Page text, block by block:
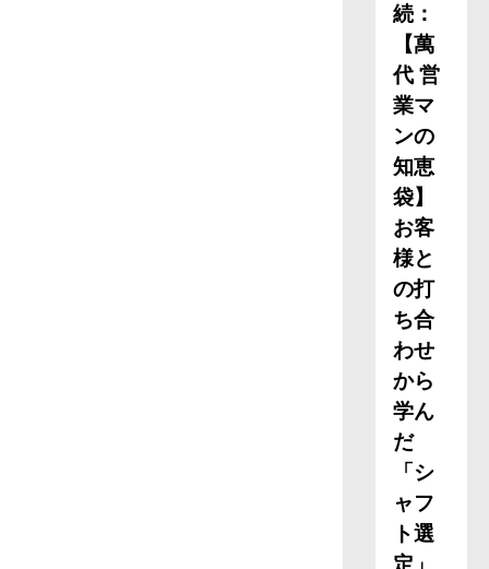
続：
【萬
代 営
業マ
ンの
知恵
袋】
お客
様と
の打
ち合
わせ
から
学ん
だ
「シ
ャフ
ト選
定」